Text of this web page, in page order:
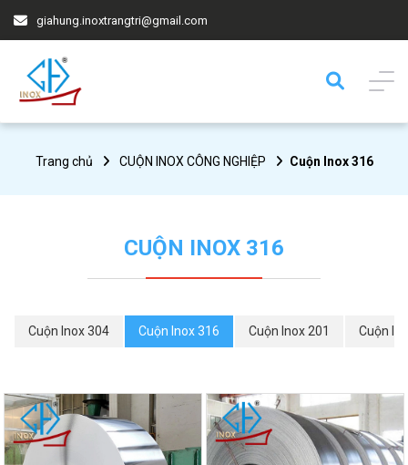
giahung.inoxtrangtri@gmail.com
Trang chủ CUỘN INOX CÔNG NGHIỆP Cuộn Inox 316
CUỘN INOX 316
Cuộn Inox 304 Cuộn Inox 316 Cuộn Inox 201 Cuộn